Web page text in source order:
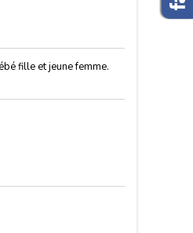
fille et jeune femme.